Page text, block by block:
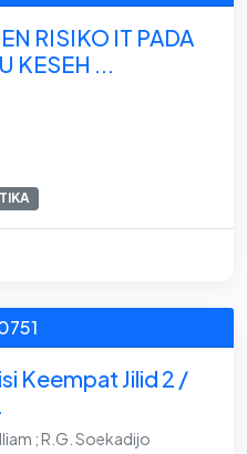
RISIKO IT PADA
KESEH ...
Keempat Jilid 2 /
; R.G. Soekadijo